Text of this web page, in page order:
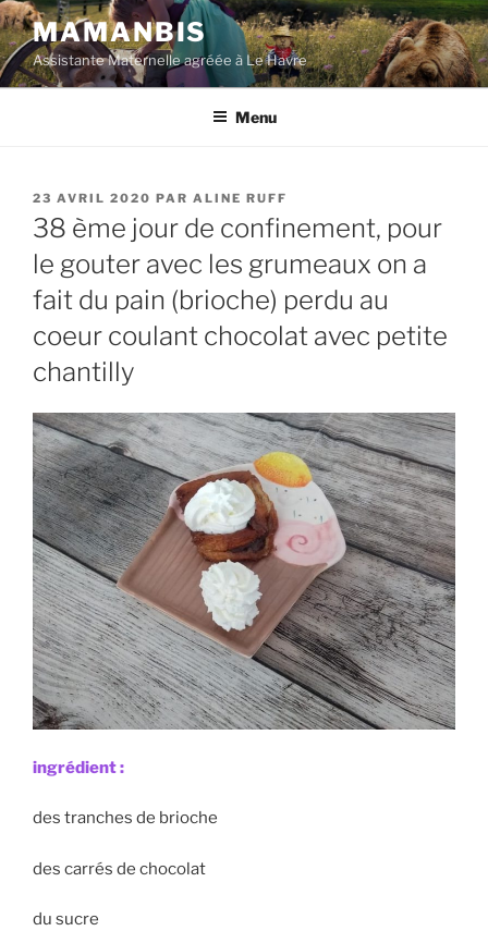
Aller
au
contenu
principal
MAMANBIS
Assistante Maternelle agréée à Le Havre
Menu
PUBLIÉ
LE
23 AVRIL 2020 PAR ALINE RUFF
38 ème jour de confinement, pour
le gouter avec les grumeaux on a
fait du pain (brioche) perdu au
coeur coulant chocolat avec petite
chantilly
ingrédient :
des tranches de brioche
des carrés de chocolat
du sucre